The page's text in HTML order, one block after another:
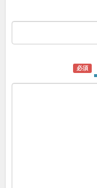
必須